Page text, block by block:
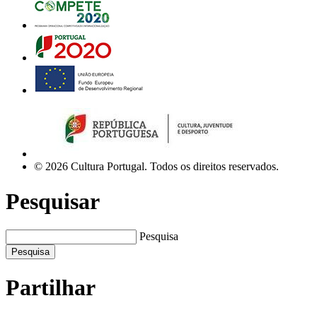
© 2026 Cultura Portugal. Todos os direitos reservados.
Pesquisar
Pesquisa
Pesquisa
Partilhar